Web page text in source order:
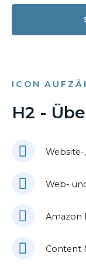
ICON
H2 -
Web-
Amazon
Content